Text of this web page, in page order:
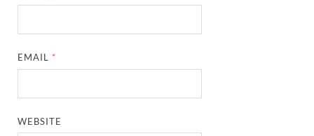
EMAIL *
WEBSITE